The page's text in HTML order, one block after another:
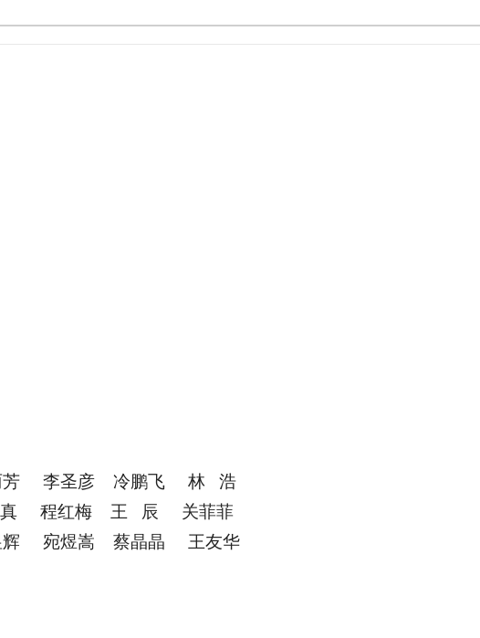
芳 李圣彦冷鹏飞 林 浩
真 程红梅 王 辰 关菲菲
宛煜嵩 蔡晶晶 王友华